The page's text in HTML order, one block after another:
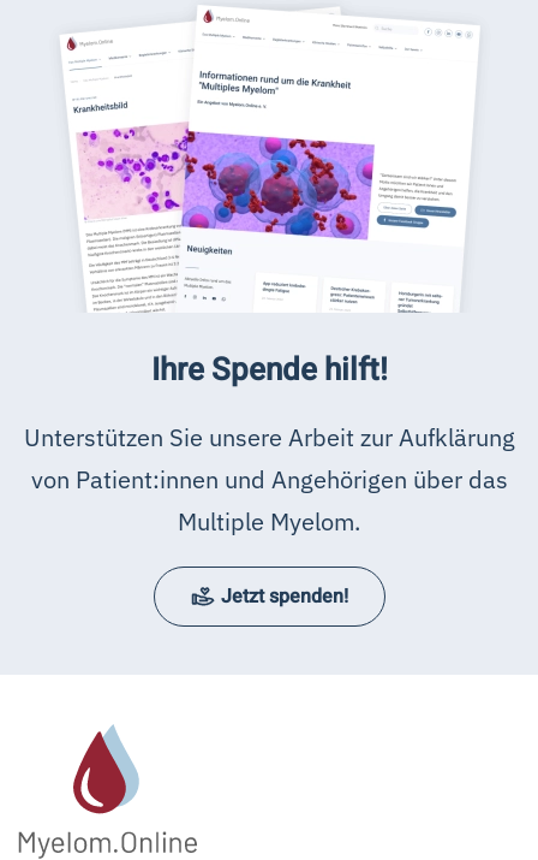
Ihre Spende hilft!
Unterstützen Sie unsere Arbeit zur Aufklärung
von Patient:innen und Angehörigen über das
Multiple Myelom.
Jetzt spenden!